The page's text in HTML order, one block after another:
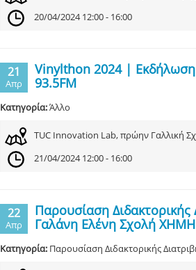
20/04/2024 12:00 - 16:00
21
Απρ
Vinylthon 2024 |
93.5FM
Κατηγορία:Άλλο
TUC Innovation Lab, πρώην Γαλλική
21/04/2024 12:00 - 16:00
22
Απρ
Παρουσίαση
Γαλάνη Ελένη Σχολή
Κατηγορία: Παρουσίαση Διδακτορικής